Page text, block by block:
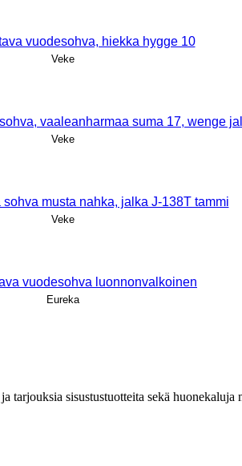
vuodesohva, hiekka hygge 10
Veke
vaaleanharmaa suma 17, wenge
Veke
musta nahka, jalka J-138T tammi
Veke
vuodesohva luonnonvalkoinen
Eureka
sisustustuotteita sekä huonekaluja